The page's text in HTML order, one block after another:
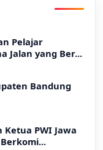
Pelajar
Jalan yang Ber...
Bandung
Ketua PWI Jawa